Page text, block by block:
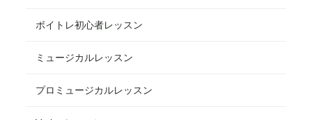
ボイトレ初心者レッスン
ミュージカルレッスン
プロミュージカルレッスン